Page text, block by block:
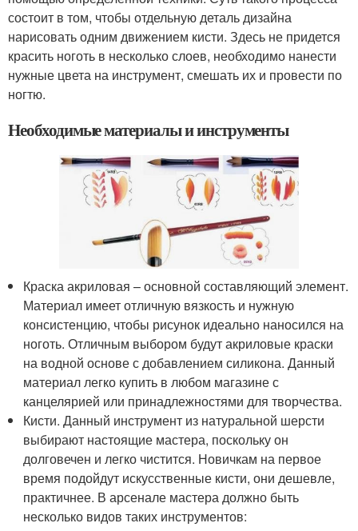
состоит в том, чтобы отдельную деталь дизайна
нарисовать одним движением кисти. Здесь не придется
красить ноготь в несколько слоев, необходимо нанести
нужные цвета на инструмент, смешать их и провести по
ногтю.
Необходимые материалы и инструменты
Краска акриловая – основной составляющий элемент.
Материал имеет отличную вязкость и нужную
консистенцию, чтобы рисунок идеально наносился на
ноготь. Отличным выбором будут акриловые краски
на водной основе с добавлением силикона. Данный
материал легко купить в любом магазине с
канцелярией или принадлежностями для творчества.
Кисти. Данный инструмент из натуральной шерсти
выбирают настоящие мастера, поскольку он
долговечен и легко чистится. Новичкам на первое
время подойдут искусственные кисти, они дешевле,
практичнее. В арсенале мастера должно быть
несколько видов таких инструментов: